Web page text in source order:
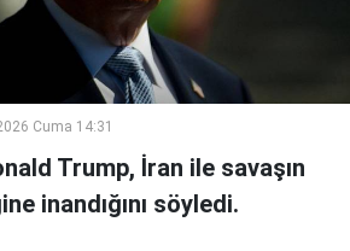
Cuma 14:31
Trump, İran ile savaşın
inandığını söyledi.